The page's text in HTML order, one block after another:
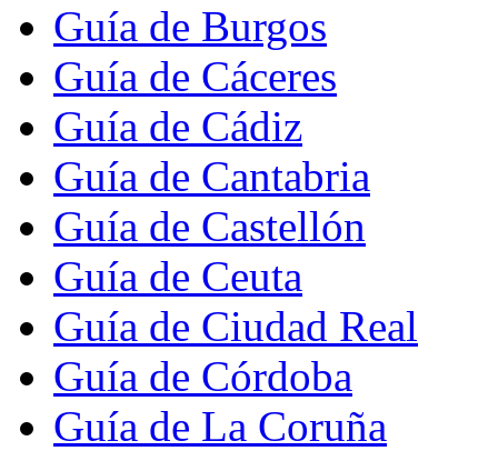
Guía de Burgos
Guía de Cáceres
Guía de Cádiz
Guía de Cantabria
Guía de Castellón
Guía de Ceuta
Guía de Ciudad Real
Guía de Córdoba
Guía de La Coruña